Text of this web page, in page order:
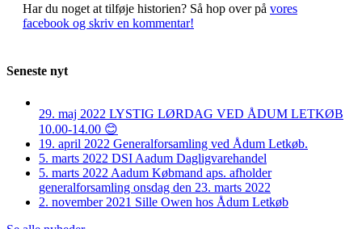
Har du noget at tilføje historien? Så hop over på vores
facebook og skriv en kommentar!
Seneste nyt
29. maj 2022 LYSTIG LØRDAG VED ÅDUM LETKØB
10.00-14.00 😊
19. april 2022 Generalforsamling ved Ådum Letkøb.
5. marts 2022 DSI Aadum Dagligvarehandel
5. marts 2022 Aadum Købmand aps. afholder
generalforsamling onsdag den 23. marts 2022
2. november 2021 Sille Owen hos Ådum Letkøb